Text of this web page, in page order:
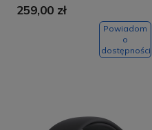
Green
259,00 zł
Powiadom
o
dostępności